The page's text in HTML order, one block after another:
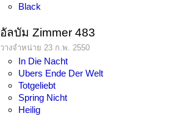
Black
อัลบัม Zimmer 483
วางจำหน่าย 23 ก.พ. 2550
In Die Nacht
Ubers Ende Der Welt
Totgeliebt
Spring Nicht
Heilig